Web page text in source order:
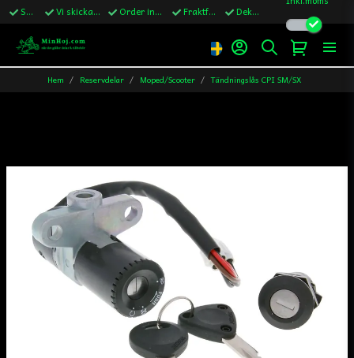
Snabba leveranser Vi skickar till Sverige,Danmark & Finland Order innan kl.13 skickas samma vardag Fraktfritt över 1200kr till Sverige Dekaler ingår i alla ordrar
Hem Reservdelar Moped/Scooter Tändningslås CPI SM/SX